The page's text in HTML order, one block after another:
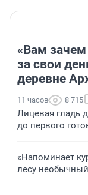
«Вам
за свои
деревне
11 часов 8 715
Лицевая гладь
до первого
«Напоминает
лесу